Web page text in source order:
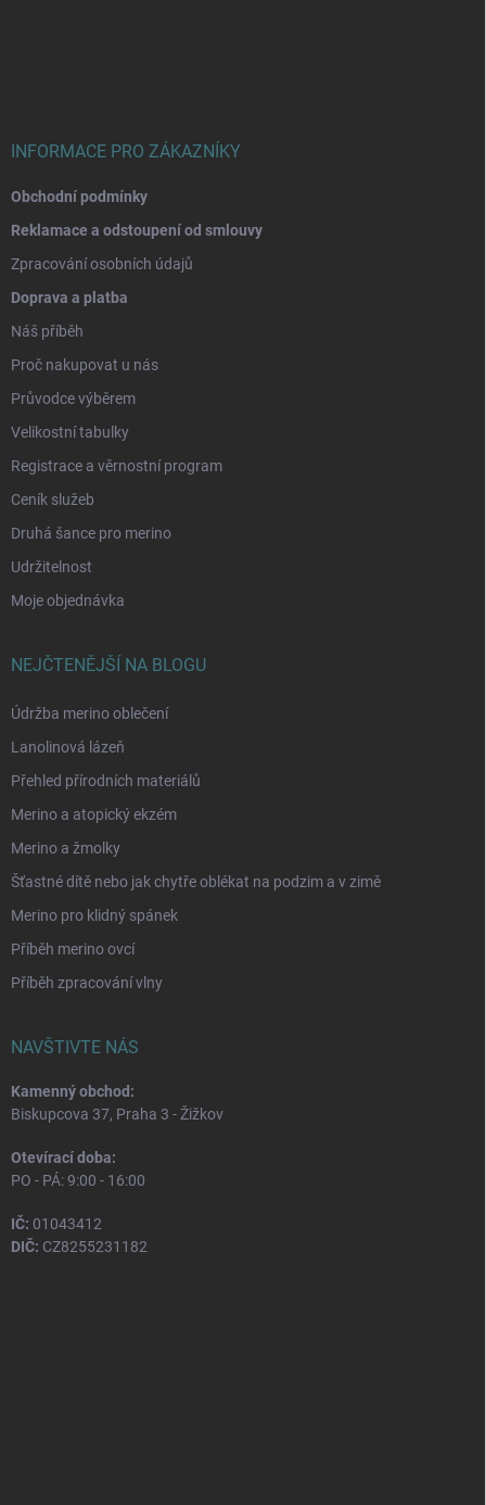
INFORMACE PRO ZÁKAZNÍKY
Obchodní podmínky
Reklamace a odstoupení od smlouvy
Zpracování osobních údajů
Doprava a platba
Náš příběh
Proč nakupovat u nás
Průvodce výběrem
Velikostní tabulky
Registrace a věrnostní program
Ceník služeb
Druhá šance pro merino
Udržitelnost
Moje objednávka
NEJČTENĚJŠÍ NA BLOGU
Údržba merino oblečení
Lanolinová lázeň
Přehled přírodních materiálů
Merino a atopický ekzém
Merino a žmolky
Šťastné dítě nebo jak chytře oblékat na podzim a v zimě
Merino pro klidný spánek
Příběh merino ovcí
Příběh zpracování vlny
NAVŠTIVTE NÁS
Kamenný obchod:
Biskupcova 37, Praha 3 - Žižkov
Otevírací doba:
PO - PÁ: 9:00 - 16:00
IČ: 01043412
DIČ: CZ8255231182